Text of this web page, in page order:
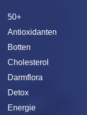
50+
Antioxidanten
Botten
Cholesterol
Darmflora
Detox
Energie